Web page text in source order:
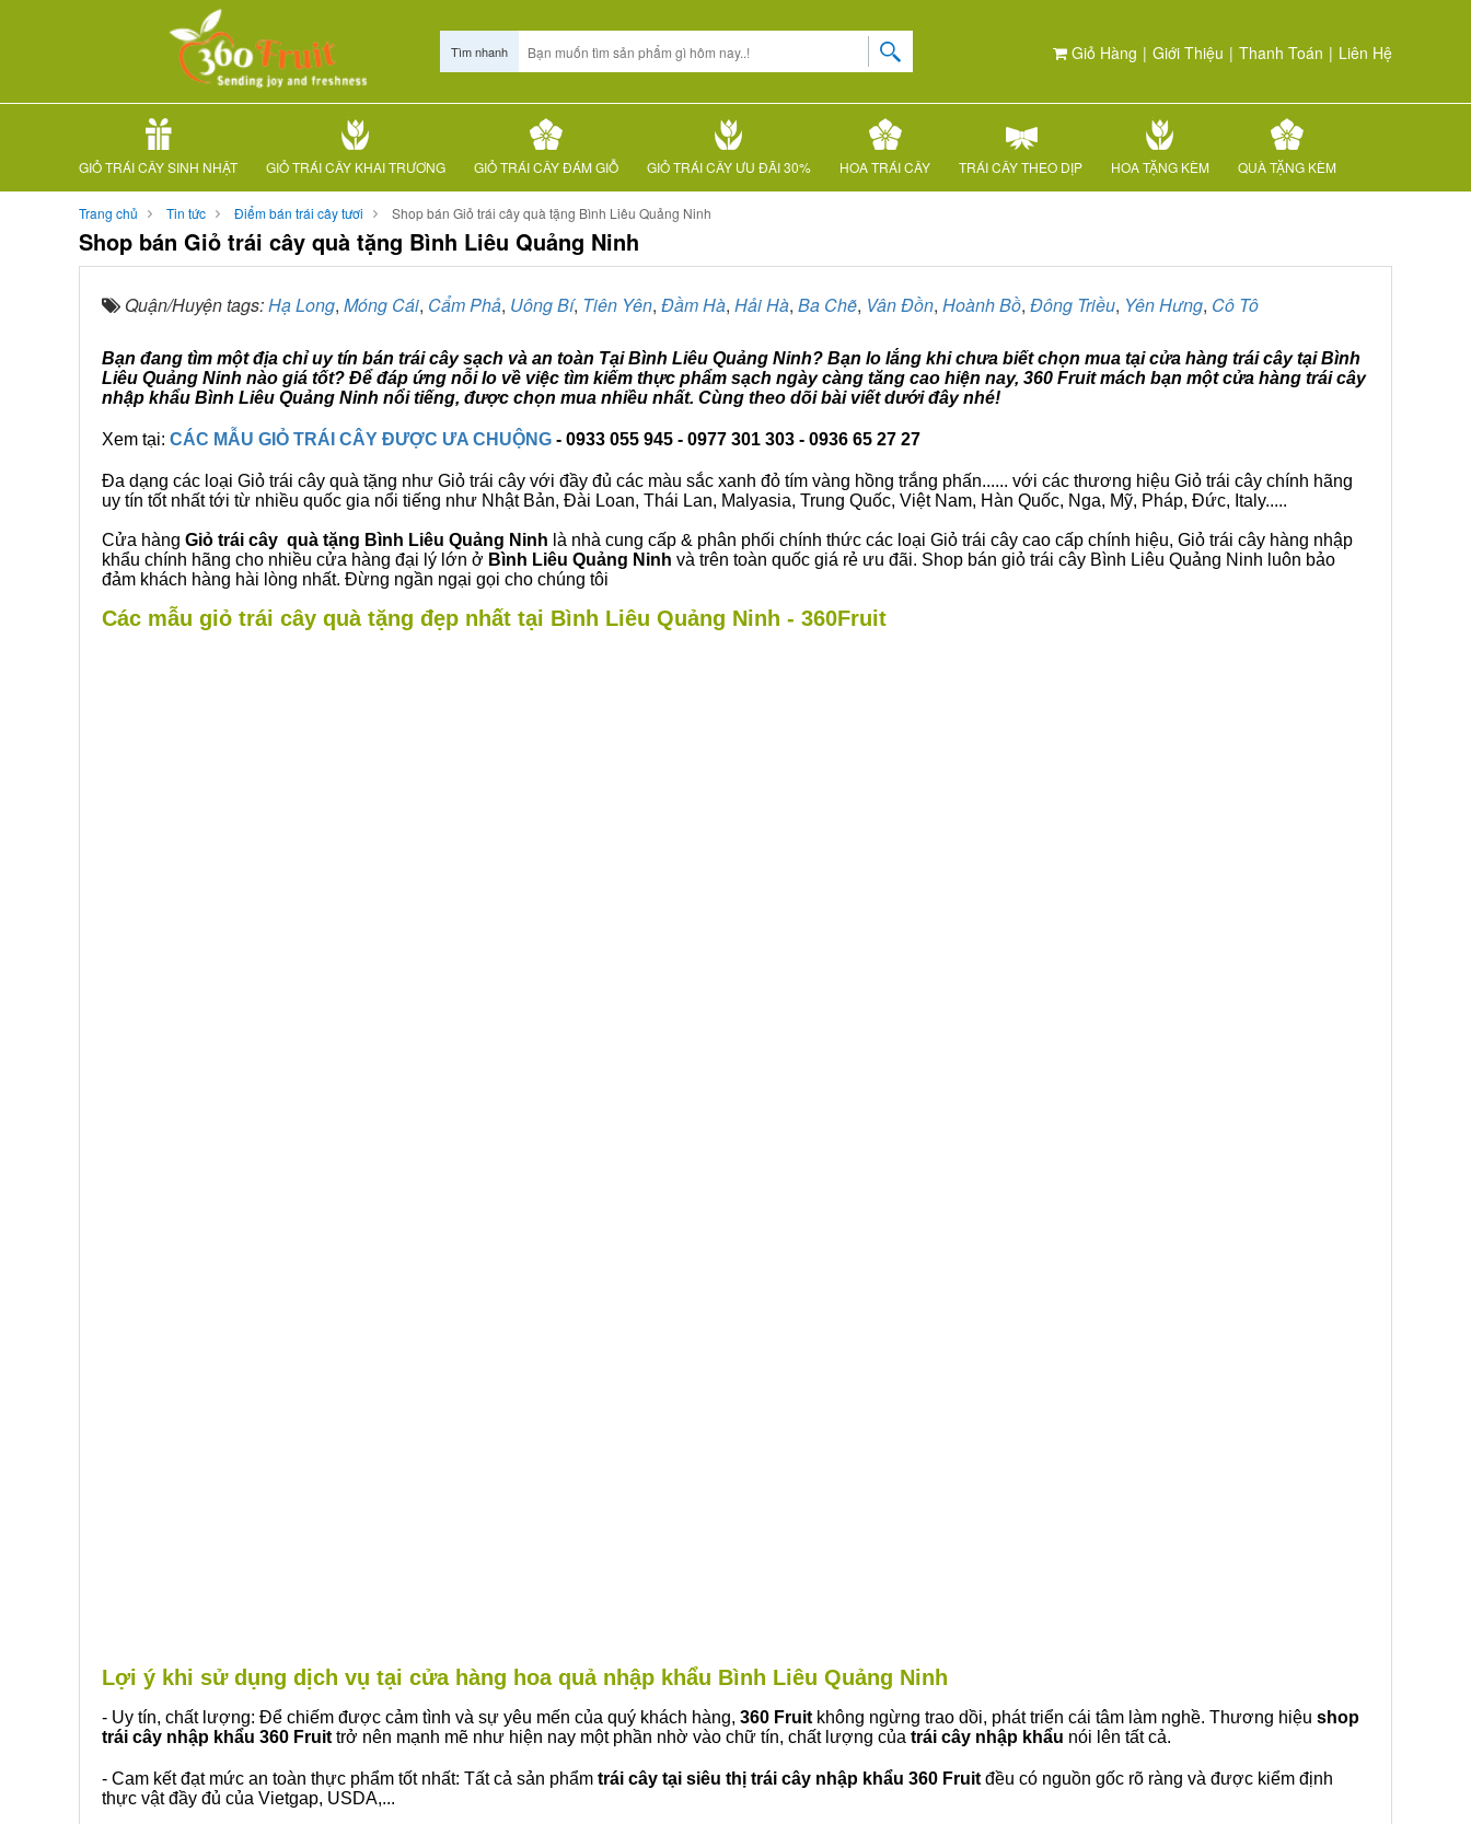
Giỏ Hàng | Giới Thiệu | Thanh Toán | Liên Hệ
Tìm nhanh
GIỎ TRÁI CÂY SINH NHẬT GIỎ TRÁI CÂY KHAI TRƯƠNG GIỎ TRÁI CÂY ĐÁM GIỖ GIỎ TRÁI CÂY ƯU ĐÃI 30% HOA TRÁI CÂY TRÁI CÂY THEO DỊP HOA TẶNG KÈM QUÀ TẶNG KÈM
Trang chủ Tin tức Điểm bán trái cây tươi Shop bán Giỏ trái cây quà tặng Bình Liêu Quảng Ninh
Shop bán Giỏ trái cây quà tặng Bình Liêu Quảng Ninh
Quận/Huyện tags:Hạ Long, Móng Cái, Cẩm Phả, Uông Bí, Tiên Yên, Đầm Hà, Hải Hà, Ba Chẽ, Vân Đồn, Hoành Bồ, Đông Triều, Yên Hưng, Cô Tô
Bạn đang tìm một địa chỉ uy tín bán trái cây sạch và an toàn Tại Bình Liêu Quảng Ninh? Bạn lo lắng khi chưa biết chọn mua tại cửa hàng trái cây tại Bình
Liêu Quảng Ninh nào giá tốt? Để đáp ứng nỗi lo về việc tìm kiếm thực phẩm sạch ngày càng tăng cao hiện nay, 360 Fruit mách bạn một cửa hàng trái cây
nhập khẩu Bình Liêu Quảng Ninh nổi tiếng, được chọn mua nhiều nhất. Cùng theo dõi bài viết dưới đây nhé!
Xem tại: CÁC MẪU GIỎ TRÁI CÂY ĐƯỢC ƯA CHUỘNG - 0933 055 945 - 0977 301 303 - 0936 65 27 27
Đa dạng các loại Giỏ trái cây quà tặng như Giỏ trái cây với đầy đủ các màu sắc xanh đỏ tím vàng hồng trắng phấn...... với các thương hiệu Giỏ trái cây chính hãng
uy tín tốt nhất tới từ nhiều quốc gia nổi tiếng như Nhật Bản, Đài Loan, Thái Lan, Malyasia, Trung Quốc, Việt Nam, Hàn Quốc, Nga, Mỹ, Pháp, Đức, Italy.....
Cửa hàng Giỏ trái cây quà tặng Bình Liêu Quảng Ninh là nhà cung cấp & phân phối chính thức các loại Giỏ trái cây cao cấp chính hiệu, Giỏ trái cây hàng nhập
khẩu chính hãng cho nhiều cửa hàng đại lý lớn ở Bình Liêu Quảng Ninh và trên toàn quốc giá rẻ ưu đãi. Shop bán giỏ trái cây Bình Liêu Quảng Ninh luôn bảo
đảm khách hàng hài lòng nhất. Đừng ngần ngại gọi cho chúng tôi
Các mẫu giỏ trái cây quà tặng đẹp nhất tại Bình Liêu Quảng Ninh - 360Fruit
Lợi ý khi sử dụng dịch vụ tại cửa hàng hoa quả nhập khẩu Bình Liêu Quảng Ninh
- Uy tín, chất lượng: Để chiếm được cảm tình và sự yêu mến của quý khách hàng, 360 Fruit không ngừng trao dồi, phát triển cái tâm làm nghề. Thương hiệu shop
trái cây nhập khẩu 360 Fruit trở nên mạnh mẽ như hiện nay một phần nhờ vào chữ tín, chất lượng của trái cây nhập khẩu nói lên tất cả.
- Cam kết đạt mức an toàn thực phẩm tốt nhất: Tất cả sản phẩm trái cây tại siêu thị trái cây nhập khẩu 360 Fruit đều có nguồn gốc rõ ràng và được kiểm định
thực vật đầy đủ của Vietgap, USDA,...